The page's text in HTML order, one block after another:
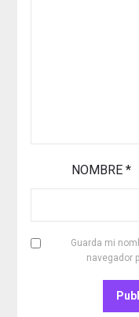
NOMBRE*
Guarda mi
navegador